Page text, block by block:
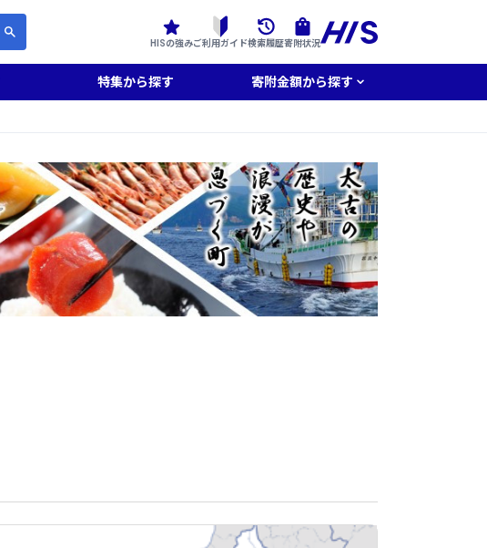
HISの強みご利用ガイド検索履歴寄附状況
特集から探す 寄附金額から探す